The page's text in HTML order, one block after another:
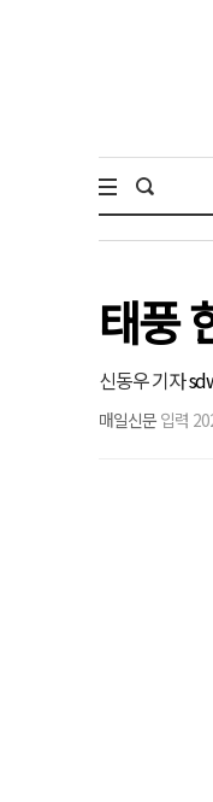
태풍
신동우 기자
매일신문 입력